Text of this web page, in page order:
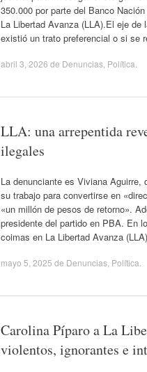
350.000 por parte del Banco
La Libertad Avanza (LLA).El eje de
existió un trato preferencial o si se
abril 3, 2026 de Denuncias Política
LLA: una arrepentida
ilegales
La denunciante es Viviana Aguirre,
su trabajo para convertirse en
«un millón de pesos de retorno».
presidente del partido en PBA. En
coimas en La Libertad Avanza
mayo 5, 2025 de Denuncias Política
Carolina Píparo a La
violentos, ignorantes e